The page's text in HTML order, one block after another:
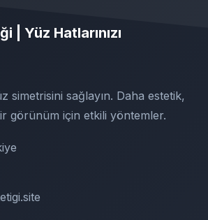
| Yüz Hatlarınızı
simetrisini sağlayın. Daha estetik,
görünüm için etkili yöntemler.